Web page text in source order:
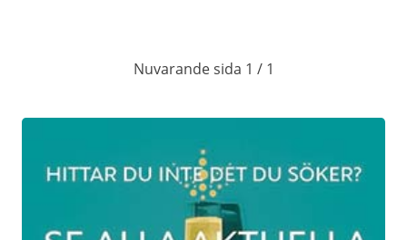
Bishops Arms
Klassisk romprovning på The
595Kr
Nuvarande sida 1 / 1